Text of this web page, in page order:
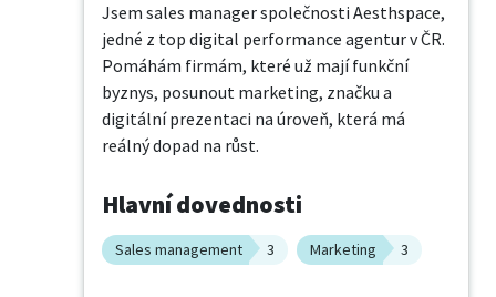
Jsem sales manager společnosti Aesthspace,
jedné z top digital performance agentur v ČR.
Pomáhám firmám, které už mají funkční
byznys, posunout marketing, značku a
digitální prezentaci na úroveň, která má
reálný dopad na růst.
Hlavní dovednosti
Sales management 3 Marketing 3